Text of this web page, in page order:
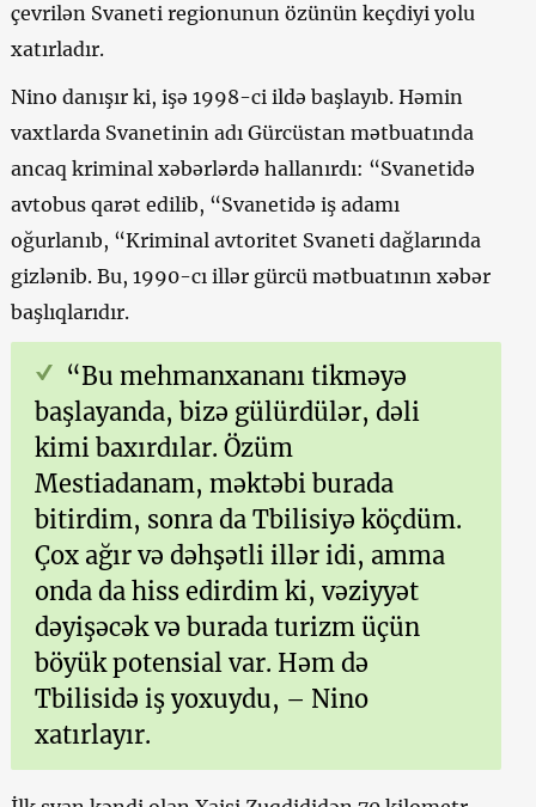
çevrilən Svaneti regionunun özünün keçdiyi yolu
xatırladır.
Nino danışır ki, işə 1998-ci ildə başlayıb. Həmin
vaxtlarda Svanetinin adı Gürcüstan mətbuatında
ancaq kriminal xəbərlərdə hallanırdı: “Svanetidə
avtobus qarət edilib, “Svanetidə iş adamı
oğurlanıb, “Kriminal avtoritet Svaneti dağlarında
gizlənib. Bu, 1990-cı illər gürcü mətbuatının xəbər
başlıqlarıdır.
“Bu mehmanxananı tikməyə
başlayanda, bizə gülürdülər, dəli
kimi baxırdılar. Özüm
Mestiadanam, məktəbi burada
bitirdim, sonra da Tbilisiyə köçdüm.
Çox ağır və dəhşətli illər idi, amma
onda da hiss edirdim ki, vəziyyət
dəyişəcək və burada turizm üçün
böyük potensial var. Həm də
Tbilisidə iş yoxuydu, – Nino
xatırlayır.